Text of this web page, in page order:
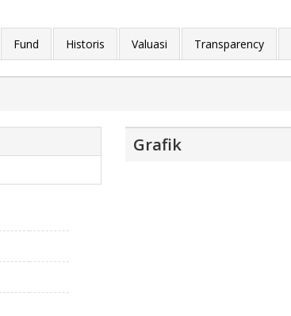
Fund Historis Valuasi Transparency
Grafik